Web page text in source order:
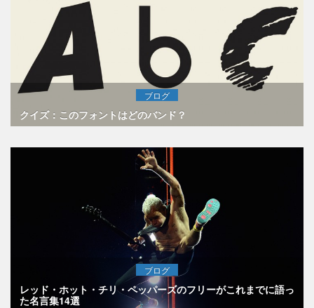
ブログ
クイズ：このフォントはどのバンド？
ブログ
レッド・ホット・チリ・ペッパーズのフリーがこれまでに語っ
た名言集14選